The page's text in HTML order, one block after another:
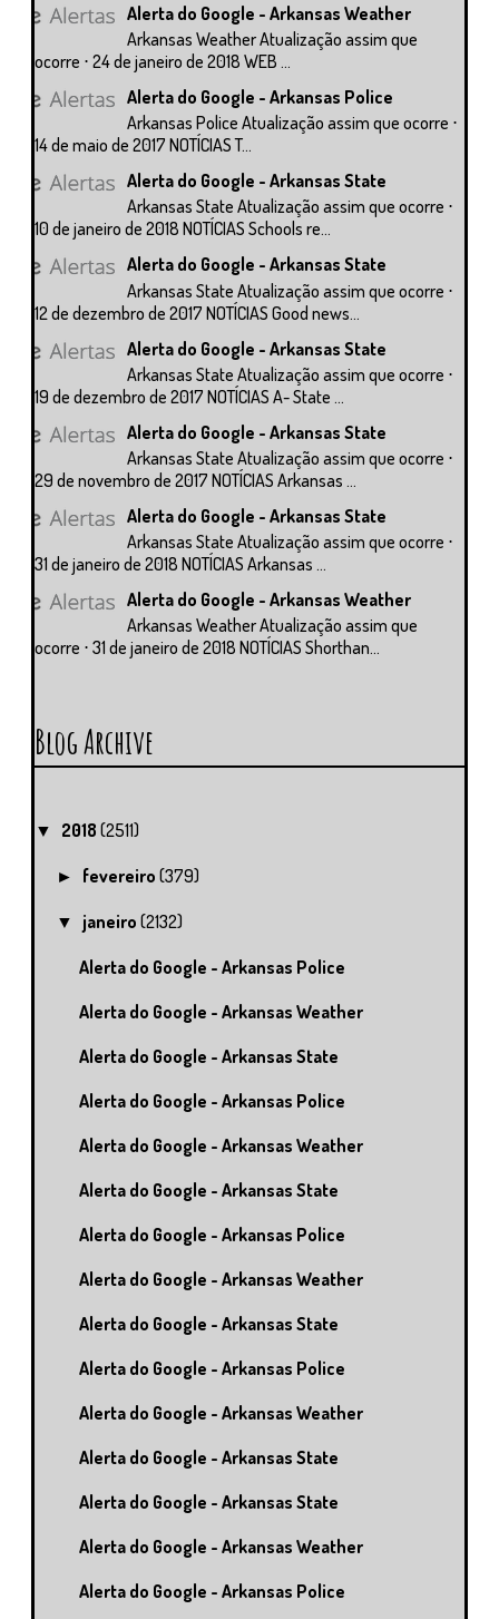
Alerta do Google - Arkansas Weather
Arkansas Weather Atualização assim que
ocorre ⋅ 24 de janeiro de 2018 WEB ...
Alerta do Google - Arkansas Police
Arkansas Police Atualização assim que ocorre ⋅
14 de maio de 2017 NOTÍCIAS T...
Alerta do Google - Arkansas State
Arkansas State Atualização assim que ocorre ⋅
10 de janeiro de 2018 NOTÍCIAS Schools re...
Alerta do Google - Arkansas State
Arkansas State Atualização assim que ocorre ⋅
12 de dezembro de 2017 NOTÍCIAS Good news...
Alerta do Google - Arkansas State
Arkansas State Atualização assim que ocorre ⋅
19 de dezembro de 2017 NOTÍCIAS A- State ...
Alerta do Google - Arkansas State
Arkansas State Atualização assim que ocorre ⋅
29 de novembro de 2017 NOTÍCIAS Arkansas ...
Alerta do Google - Arkansas State
Arkansas State Atualização assim que ocorre ⋅
31 de janeiro de 2018 NOTÍCIAS Arkansas ...
Alerta do Google - Arkansas Weather
Arkansas Weather Atualização assim que
ocorre ⋅ 31 de janeiro de 2018 NOTÍCIAS Shorthan...
Blog Archive
▼ 2018 (2511)
► fevereiro(379)
▼ janeiro(2132)
Alerta do Google - Arkansas Police
Alerta do Google - Arkansas Weather
Alerta do Google - Arkansas State
Alerta do Google - Arkansas Police
Alerta do Google - Arkansas Weather
Alerta do Google - Arkansas State
Alerta do Google - Arkansas Police
Alerta do Google - Arkansas Weather
Alerta do Google - Arkansas State
Alerta do Google - Arkansas Police
Alerta do Google - Arkansas Weather
Alerta do Google - Arkansas State
Alerta do Google - Arkansas State
Alerta do Google - Arkansas Weather
Alerta do Google - Arkansas Police